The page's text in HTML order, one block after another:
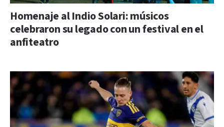
Homenaje al Indio Solari: músicos
celebraron su legado con un festival en el
anfiteatro